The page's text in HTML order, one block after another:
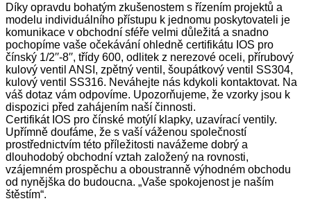
Díky opravdu bohatým zkušenostem s řízením projektů a
modelu individuálního přístupu k jednomu poskytovateli je
komunikace v obchodní sféře velmi důležitá a snadno
pochopíme vaše očekávání ohledně certifikátu IOS pro
čínský 1/2′′-8′′, třídy 600, odlitek z nerezové oceli, přírubový
kulový ventil ANSI, zpětný ventil, šoupátkový ventil SS304,
kulový ventil SS316. Neváhejte nás kdykoli kontaktovat. Na
váš dotaz vám odpovíme. Upozorňujeme, že vzorky jsou k
dispozici před zahájením naší činnosti.
Certifikát IOS pro čínské motýlí klapky, uzavírací ventily.
Upřímně doufáme, že s vaší váženou společností
prostřednictvím této příležitosti navážeme dobrý a
dlouhodobý obchodní vztah založený na rovnosti,
vzájemném prospěchu a oboustranně výhodném obchodu
od nynějška do budoucna. „Vaše spokojenost je naším
štěstím“.